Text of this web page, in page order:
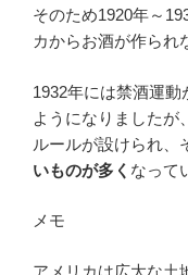
そのため1920年～
カからお酒が作られ
1932年には禁酒運
ようになりましたが、
ルールが設けられ、
いものが多く なって
メモ
アメリカは広大な土